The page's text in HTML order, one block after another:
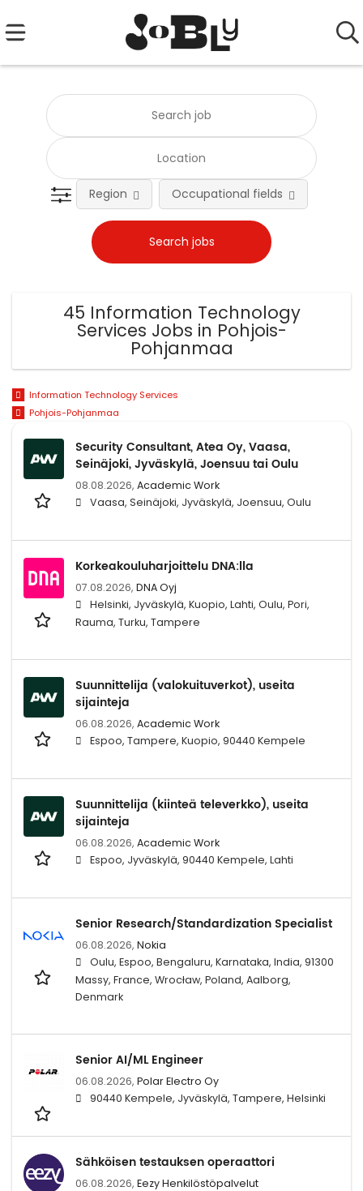
Region Occupational fields
45 Information Technology
Services Jobs in Pohjois-
Pohjanmaa
Information Technology Services
Pohjois-Pohjanmaa
Security Consultant, Atea Oy, Vaasa,
Seinäjoki, Jyväskylä, Joensuu tai Oulu
08.08.2026, Academic Work
Vaasa, Seinäjoki, Jyväskylä, Joensuu, Oulu
Korkeakouluharjoittelu DNA:lla
07.08.2026, DNA Oyj
Helsinki, Jyväskylä, Kuopio, Lahti, Oulu, Pori,
Rauma, Turku, Tampere
Suunnittelija (valokuituverkot), useita
sijainteja
06.08.2026, Academic Work
Espoo, Tampere, Kuopio, 90440 Kempele
Suunnittelija (kiinteä televerkko), useita
sijainteja
06.08.2026, Academic Work
Espoo, Jyväskylä, 90440 Kempele, Lahti
Senior Research/Standardization Specialist
06.08.2026, Nokia
Oulu, Espoo, Bengaluru, Karnataka, India, 91300
Massy, France, Wrocław, Poland, Aalborg,
Denmark
Senior AI/ML Engineer
06.08.2026, Polar Electro Oy
90440 Kempele, Jyväskylä, Tampere, Helsinki
Sähköisen testauksen operaattori
06.08.2026, Eezy Henkilöstöpalvelut